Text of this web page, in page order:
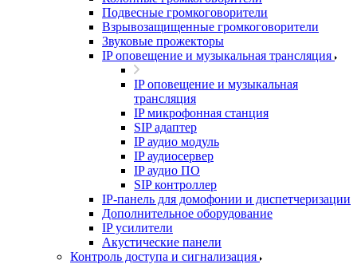
Подвесные громкоговорители
Взрывозащищенные громкоговорители
Звуковые прожекторы
IP оповещение и музыкальная трансляция
IP оповещение и музыкальная
трансляция
IP микрофонная станция
SIP адаптер
IP аудио модуль
IP аудиосервер
IP аудио ПО
SIP контроллер
IP-панель для домофонии и диспетчеризации
Дополнительное оборудование
IP усилители
Акустические панели
Контроль доступа и сигнализация